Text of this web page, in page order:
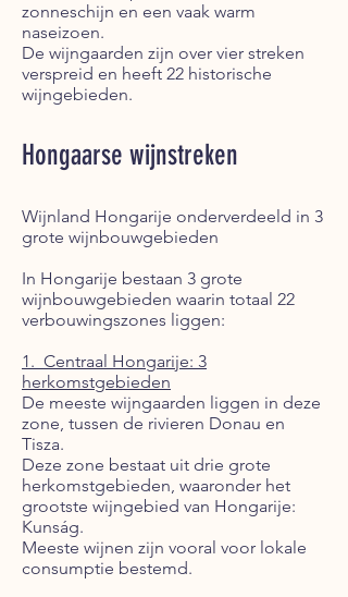
zonneschijn en een vaak warm
naseizoen.
De wijngaarden zijn over vier streken
verspreid en heeft 22 historische
wijngebieden.
Hongaarse wijnstreken
Wijnland Hongarije onderverdeeld in 3
grote wijnbouwgebieden
In Hongarije bestaan 3 grote
wijnbouwgebieden waarin totaal 22
verbouwingszones liggen:
1. Centraal Hongarije: 3
herkomstgebieden
De meeste wijngaarden liggen in deze
zone, tussen de rivieren Donau en
Tisza.
Deze zone bestaat uit drie grote
herkomstgebieden, waaronder het
grootste wijn­gebied van Hongarije:
Kunság.
Meeste wijnen zijn vooral voor lokale
consumptie bestemd.